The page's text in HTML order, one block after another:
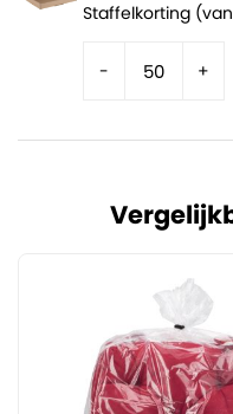
Staffelkorting
- +